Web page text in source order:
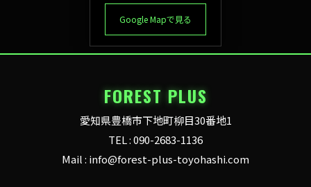
Google Mapで見る
FOREST PLUS
愛知県豊橋市下地町柳目30番地1
TEL : 090-2683-1136
Mail : info@forest-plus-toyohashi.com